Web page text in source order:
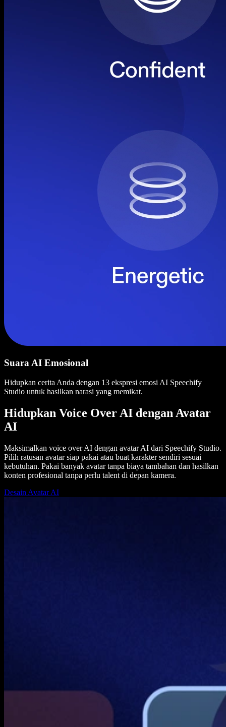
Suara AI Emosional
Hidupkan cerita Anda dengan 13 ekspresi emosi AI Speechify
Studio untuk hasilkan narasi yang memikat.
Hidupkan Voice Over AI dengan Avatar
AI
Maksimalkan voice over AI dengan avatar AI dari Speechify Studio.
Pilih ratusan avatar siap pakai atau buat karakter sendiri sesuai
kebutuhan. Pakai banyak avatar tanpa biaya tambahan dan hasilkan
konten profesional tanpa perlu talent di depan kamera.
Desain Avatar AI